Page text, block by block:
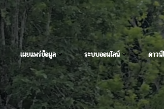
เผยแพร่ข้อมูล ระบบออนไลน์ ดาว